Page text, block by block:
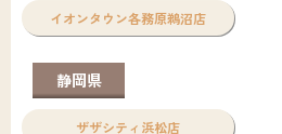
イオンタウン各務原鵜沼店
静岡県
ザザシティ浜松店